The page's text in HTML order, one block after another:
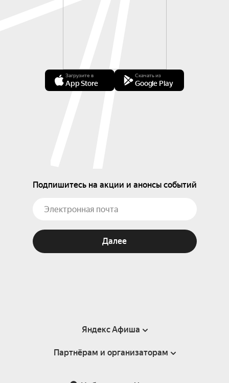
Загрузите в
App Store
Скачать из
Google Play
Подпишитесь на акции и анонсы событий
Далее
Яндекс Афиша
Справка
Партнёрам и организаторам